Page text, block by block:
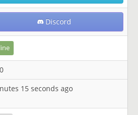
Discord
15 seconds ago